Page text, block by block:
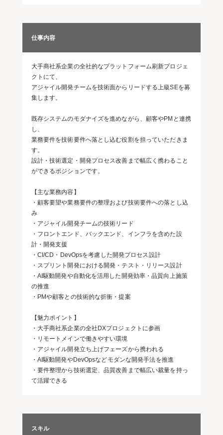
仕事内容
大手商社系企業の全社的なプラットフォーム刷新プロジェ
クトにて、
アジャイル開発チームを技術面からリードする上級SEを募
集します。
既存システムのモダナイズを進めながら、顧客やPMと連携
し、
業務要件を技術要件へ落とし込む役割を担っていただきま
す。
設計・技術選定・開発プロセス改善まで幅広く携わること
ができるポジションです。
【主な業務内容】
・顧客要望や業務要件の整理および技術要件への落とし込
み
・アジャイル開発チームの技術リード
・フロントエンド、バックエンド、インフラを含めた設
計・開発支援
・CI/CD・DevOpsを考慮した開発プロセス設計
・スプリント開発における開発・テスト・リリース設計
・AI駆動開発や自動化を活用した開発効率・品質向上施策
の推進
・PMや顧客との技術的な折衝・提案
【魅力ポイント】
・大手商社系企業の全社DXプロジェクトに参画
・リモートメインで働きやすい環境
・アジャイル開発立ち上げフェーズから携われる
・AI駆動開発やDevOpsなどモダンな開発手法を推進
・要件整理から技術選定、品質改善まで幅広い裁量を持っ
て活躍できる
スキル